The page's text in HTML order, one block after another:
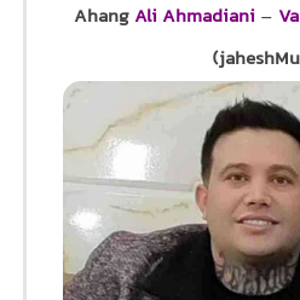
Ahang Ali Ahmadiani –